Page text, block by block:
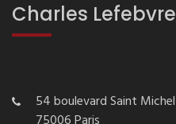
Charles Lefebvre
54 boulevard Saint Michel